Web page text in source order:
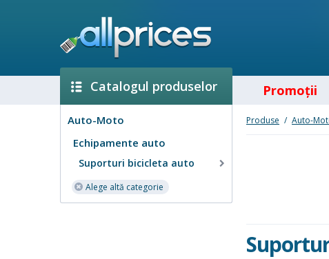
Catalogul produselor Promoţii
Auto-Moto
Echipamente auto
Suporturi bicicleta auto
Alege altă categorie
Produse / Auto-